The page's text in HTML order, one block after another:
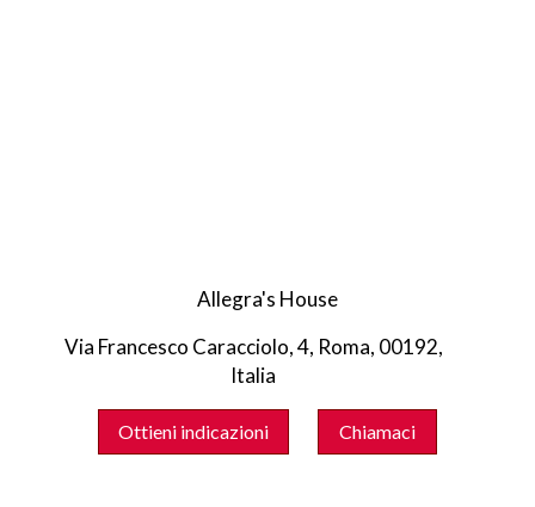
Allegra's House
Via Francesco Caracciolo, 4, Roma, 00192,
Italia
Ottieni indicazioni Chiamaci